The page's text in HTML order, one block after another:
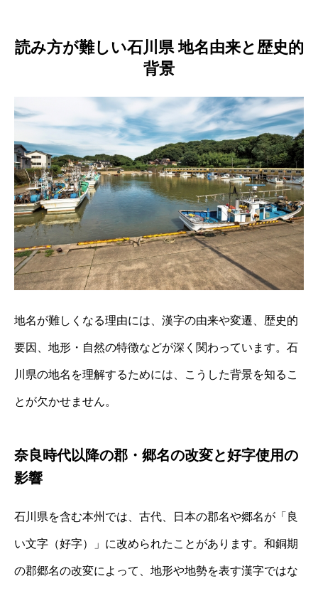
読み方が難しい石川県 地名由来と歴史的
背景
地名が難しくなる理由には、漢字の由来や変遷、歴史的
要因、地形・自然の特徴などが深く関わっています。石
川県の地名を理解するためには、こうした背景を知るこ
とが欠かせません。
奈良時代以降の郡・郷名の改変と好字使用の
影響
石川県を含む本州では、古代、日本の郡名や郷名が「良
い文字（好字）」に改められたことがあります。和銅期
の郡郷名の改変によって、地形や地勢を表す漢字ではな